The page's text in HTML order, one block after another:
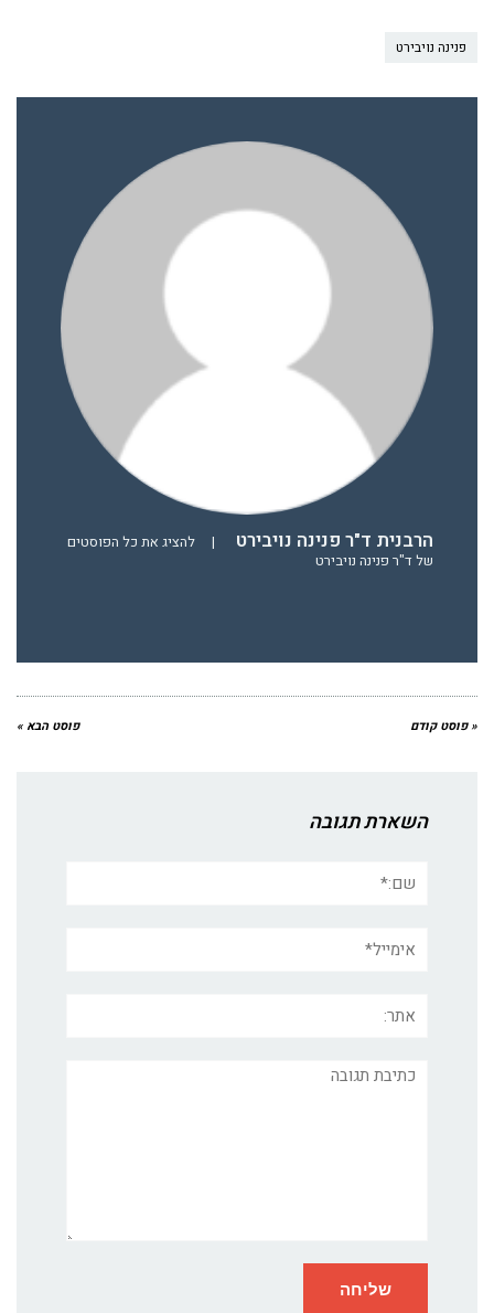
פנינה נויבירט
הרבנית ד"ר פנינה נויבירט |
להציג את כל הפוסטים
של ד"ר פנינה נויבירט
« פוסט קודם פוסט הבא »
השארת תגובה
תגובה